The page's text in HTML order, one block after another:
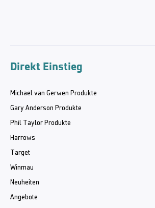
Direkt Einstieg
Michael van Gerwen Produkte
Gary Anderson Produkte
Phil Taylor Produkte
Harrows
Target
Winmau
Neuheiten
Angebote